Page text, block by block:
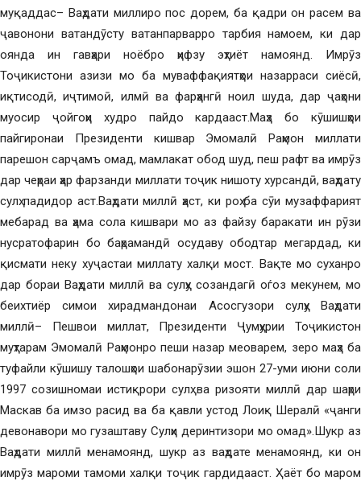
муқаддас– Ваҳдати миллиро пос дорем, ба қадри он расем ва
ҷавонони ватандӯсту ватанпарварро тарбия намоем, ки дар
оянда ин гавҳари ноёбро ҳифзу эҳтиёт намоянд. Имрӯз
Тоҷикистони азизи мо ба муваффақиятҳои назарраси сиёсӣ,
иқтисодӣ, иҷтимоӣ, илмӣ ва фарҳангӣ ноил шуда, дар ҷаҳони
муосир ҷойгоҳи худро пайдо кардааст.Маҳз бо кӯшишҳои
пайгиронаи Президенти кишвар Эмомалӣ Раҳмон миллати
парешон сарҷамъ омад, мамлакат обод шуд, пеш рафт ва имрӯз
дар чеҳраи ҳар фарзанди миллати тоҷик нишоту хурсандӣ, ваҳдату
сулҳ падидор аст.Ваҳдати миллӣ ҳаст, ки роҳ ба сӯи музаффарият
мебарад ва ҳама сола кишвари мо аз файзу баракати ин рӯзи
нусратофарин бо баҳрамандӣ осудаву ободтар мегардад, ки
қисмати неку хуҷастаи миллату халқи мост. Вақте мо суханро
дар бораи Ваҳдати миллӣ ва сулҳу созандагӣ оѓоз мекунем, мо
беихтиёр симои хирадмандонаи Асосгузори сулҳу Ваҳдати
миллӣ– Пешвои миллат, Президенти Ҷумҳурии Тоҷикистон
муҳтарам Эмомалӣ Раҳмонро пеши назар меоварем, зеро маҳз ба
туфайли кӯшишу талошҳои шабонарӯзии эшон 27-уми июни соли
1997 созишномаи истиқрори сулҳ ва ризояти миллӣ дар шаҳри
Маскав ба имзо расид ва ба қавли устод Лоиқ Шералӣ «ҷанги
девонавори мо гузаштаву Сулҳи деринтизори мо омад».Шукр аз
Ваҳдати миллӣ менамоянд, шукр аз ваҳдате менамоянд, ки он
имрӯз мароми тамоми халқи тоҷик гардидааст. Ҳаёт бо маром